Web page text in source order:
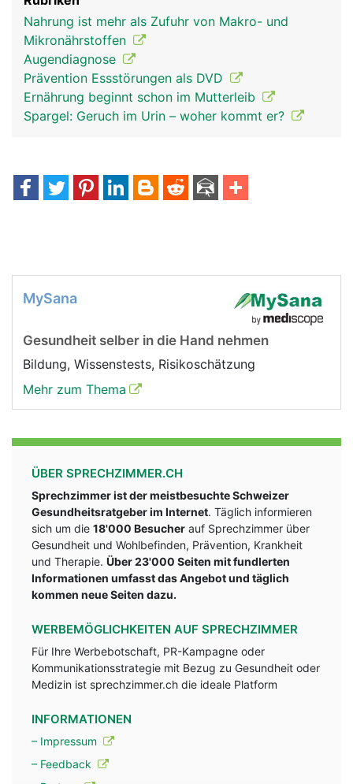
Nahrung ist mehr als Zufuhr von Makro- und
Mikronährstoffen
Augendiagnose
Prävention Essstörungen als DVD
Ernährung beginnt schon im Mutterleib
Spargel: Geruch im Urin – woher kommt er?
MySana
Gesundheit selber in die Hand nehmen
Bildung, Wissenstests, Risikoschätzung
Mehr zum Thema
ÜBER SPRECHZIMMER.CH
Sprechzimmer ist der meistbesuchte Schweizer
Gesundheitsratgeber im Internet. Täglich informieren
sich um die 18'000 Besucher auf Sprechzimmer über
Gesundheit und Wohlbefinden, Prävention, Krankheit
und Therapie. Über 23'000 Seiten mit fundlerten
Informationen umfasst das Angebot und täglich
kommen neue Seiten dazu.
WERBEMÖGLICHKEITEN AUF SPRECHZIMMER
Für Ihre Werbebotschaft, PR-Kampagne oder
Kommunikationsstrategie mit Bezug zu Gesundheit oder
Medizin ist sprechzimmer.ch die ideale Platform
INFORMATIONEN
– Impressum
– Feedback